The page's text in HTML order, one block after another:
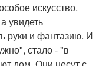
искусство.
увидеть
руки и фантазию. И
стало - "в